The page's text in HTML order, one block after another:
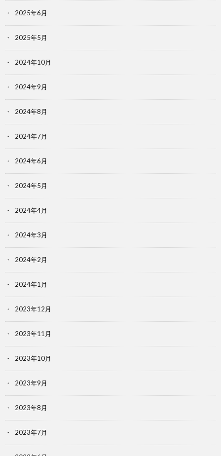
2025年6月
2025年5月
2024年10月
2024年9月
2024年8月
2024年7月
2024年6月
2024年5月
2024年4月
2024年3月
2024年2月
2024年1月
2023年12月
2023年11月
2023年10月
2023年9月
2023年8月
2023年7月